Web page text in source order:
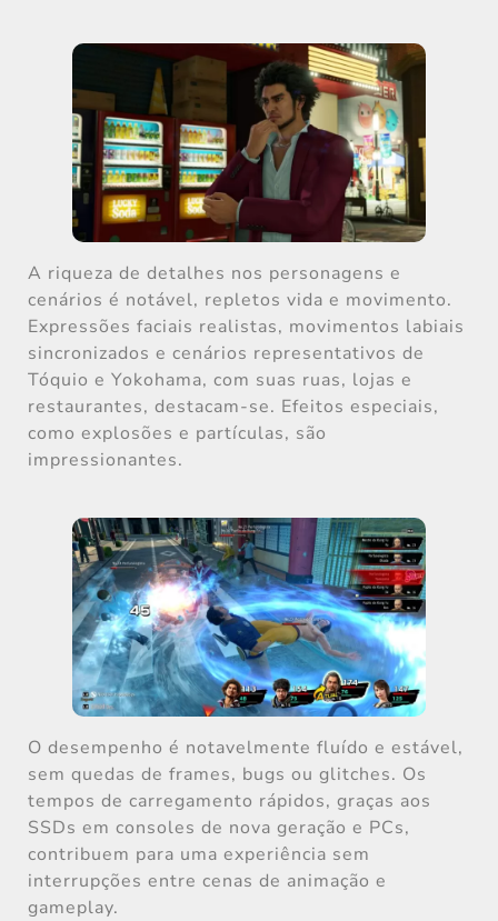
A riqueza de detalhes nos personagens e
cenários é notável, repletos vida e movimento.
Expressões faciais realistas, movimentos labiais
sincronizados e cenários representativos de
Tóquio e Yokohama, com suas ruas, lojas e
restaurantes, destacam-se. Efeitos especiais,
como explosões e partículas, são
impressionantes.
O desempenho é notavelmente fluído e estável,
sem quedas de frames, bugs ou glitches. Os
tempos de carregamento rápidos, graças aos
SSDs em consoles de nova geração e PCs,
contribuem para uma experiência sem
interrupções entre cenas de animação e
gameplay.